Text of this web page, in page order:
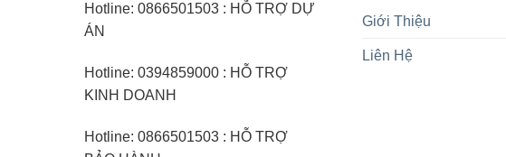
Hotline: 0866501503 : HỖ TRỢ DỰ
ÁN
Hotline: 0394859000 : HỖ TRỢ
KINH DOANH
Hotline: 0866501503 : HỖ TRỢ
Giới Thiệu
Liên Hệ